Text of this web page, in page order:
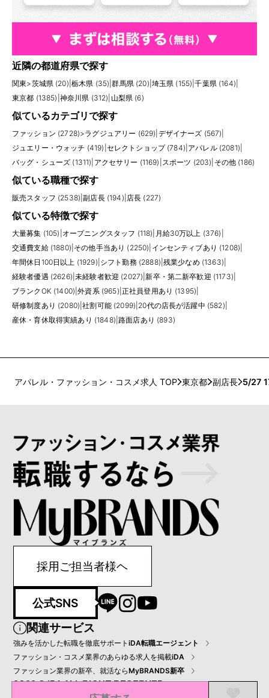
近隣の都道府県で探す
関東>茨城県 (20) 栃木県 (35) |群馬県 (20) 埼玉県 (155) |千葉県 (164)
東京都 (1385) 神奈川県 (312) 山梨県 (6)
似ているカテゴリで探す
ファッション (2728)>ラグジュアリー (629) デザイナーズ (567)
ジュエリー・ウォッチ (419) セレクトショップ (784) アパレル (2081)
バッグ・シューズ (1311) アクセサリー (1169) スポーツ (203) その他 (186)
似ている職種で探す
販売スタッフ (2538) |副店長 (194) 店長 (227)
似ている特徴で探す
大量募集 (105) オープニングスタッフ (118) 月給30万以上 (376)
交通費支給 (1880) その他手当あり (2250) インセンティブあり (1208)
年間休日100日以上 (1929) シフト勤務 (2888) 残業少なめ (1363)
経験者優遇 (2626) |未経験者歓迎 (2027) |新卒・第二新卒歓迎 (1173)
ブランクOK (1400) |外資系 (965) 正社員登用あり (1395)
研修制度あり (2080) |社割可能 (2099) 20代の店長が活躍中 (582)
産休・育休取得実績あり (1848) |路面店あり (893)
アパレル・ファッション・コスメ求人 TOP 東京都 副店長 5/27
採用ご担当者様ヘ
公式SNS
関連サービス
強みを活かした転職を徹底サポートiDA転職エージェント
ファッション・コスメ業界のあらゆる求人を掲載iDA
ファッション業界の新卒、就活ならMyBRANDS新卒
2022 © IDA ALL RIGHT RESERVED.